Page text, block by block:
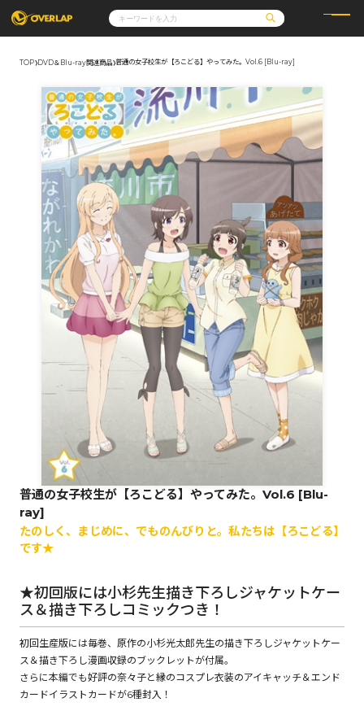
コミッククリエ
LiQulle
ラブパルフェ
ノベルス
ノベルスf
ロサージュノベルス
その他
コミックエッセイ
ポケットモンスター
アニメ
ゲーム
通販・NEWS
OVERLAP STORE
オーバーラップ広報室
企業
会社概要
採用情報
アクセス
オーバーラップホールディングス
お問い合わせはこちら
オーバーラップ文庫
オーバーラップノベルス
オーバーラップノベルスf
ロサージュノベルス
リキューレ
TOP DVD＆Blu-ray関連商品 普通の女子校生が【ろこどる】やってみた。Vol.6 [Blu-ray]
普通の女子校生が【ろこどる】やってみた。Vol.6 [Blu-
ray]
たのしく、まじめに、でものんびりと。私たちは【ろこどる】
です★
★初回版には小杉先生描き下ろしジャケットケー
ス＆描き下ろしコミックつき！
初回生産版には毎巻、原作の小杉光太郎先生の描き下ろしジャケットケー
ス＆描き下ろし漫画収録のブックレットが付属。
さらに本編でも好評の奈々子と縁のコスプレ衣装のアイキャッチ＆エンド
カードイラストカードが6種封入！